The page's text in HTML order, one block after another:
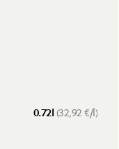
0.72l (32,92 €/l)